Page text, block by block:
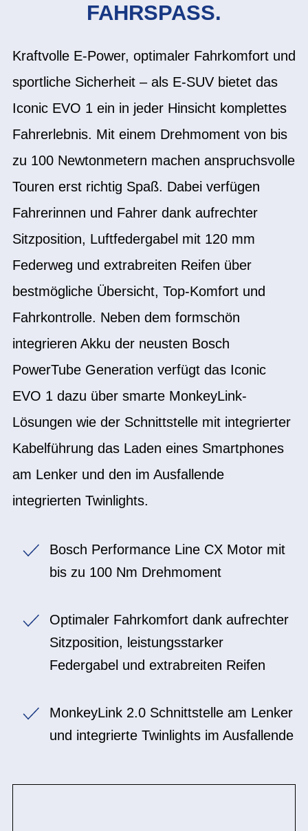
FAHRSPASS.
Kraftvolle E-Power, optimaler Fahrkomfort und
sportliche Sicherheit – als E-SUV bietet das
Iconic EVO 1 ein in jeder Hinsicht komplettes
Fahrerlebnis. Mit einem Drehmoment von bis
zu 100 Newtonmetern machen anspruchsvolle
Touren erst richtig Spaß. Dabei verfügen
Fahrerinnen und Fahrer dank aufrechter
Sitzposition, Luftfedergabel mit 120 mm
Federweg und extrabreiten Reifen über
bestmögliche Übersicht, Top-Komfort und
Fahrkontrolle. Neben dem formschön
integrieren Akku der neusten Bosch
PowerTube Generation verfügt das Iconic
EVO 1 dazu über smarte MonkeyLink-
Lösungen wie der Schnittstelle mit integrierter
Kabelführung das Laden eines Smartphones
am Lenker und den im Ausfallende
integrierten Twinlights.
Bosch Performance Line CX Motor mit
bis zu 100 Nm Drehmoment
Optimaler Fahrkomfort dank aufrechter
Sitzposition, leistungsstarker
Federgabel und extrabreiten Reifen
MonkeyLink 2.0 Schnittstelle am Lenker
und integrierte Twinlights im Ausfallende